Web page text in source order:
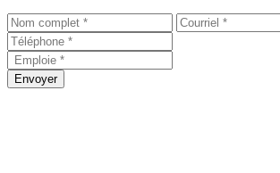
Envoyer